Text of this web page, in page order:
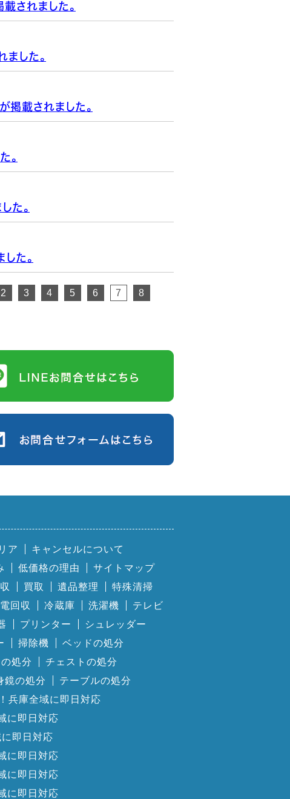
されました。
した。
載されました。
。
た。
た。
2 3 4 5 6 7
8
ア
キャンセルについて
低価格の理由
サイトマップ
買取 遺品整理
特殊清掃
回収 冷蔵庫 洗濯機
テレビ
プリンター
シュレッダー
掃除機
ベッドの処分
処分
チェストの処分
鏡の処分
テーブルの処分
兵庫全域に即日対応
に即日対応
即日対応
に即日対応
に即日対応
に即日対応